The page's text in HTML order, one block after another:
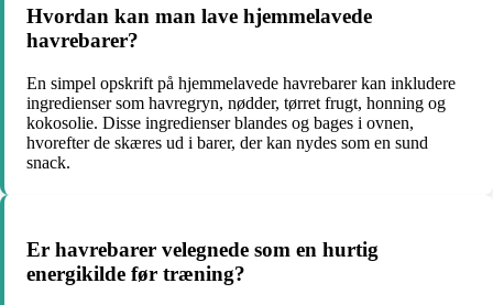
Hvordan kan man lave hjemmelavede
havrebarer?
En simpel opskrift på hjemmelavede havrebarer kan inkludere
ingredienser som havregryn, nødder, tørret frugt, honning og
kokosolie. Disse ingredienser blandes og bages i ovnen,
hvorefter de skæres ud i barer, der kan nydes som en sund
snack.
Er havrebarer velegnede som en hurtig
energikilde før træning?